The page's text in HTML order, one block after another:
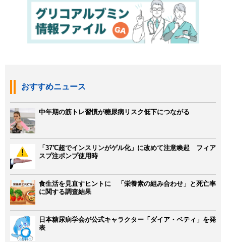
おすすめニュース
中年期の筋トレ習慣が糖尿病リスク低下につながる
「37℃超でインスリンがゲル化」に改めて注意喚起 フィア
スプ注ポンプ使用時
食生活を見直すヒントに 「栄養素の組み合わせ」と死亡率
に関する調査結果
日本糖尿病学会が公式キャラクター「ダイア・ベティ」を発
表